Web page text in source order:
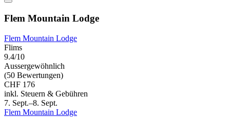
Flem Mountain Lodge
Flem Mountain Lodge
Flims
9.4/10
Aussergewöhnlich
(50 Bewertungen)
CHF 176
inkl. Steuern & Gebühren
7. Sept.–8. Sept.
Flem Mountain Lodge